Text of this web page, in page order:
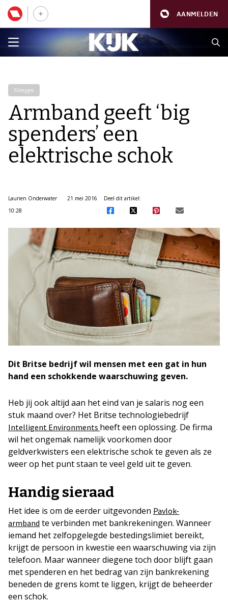
AANMELDEN
Filmpjes
Armband geeft ‘big
spenders’ een
elektrische schok
Laurien Onderwater
21 mei 2016
10:28
Deel dit artikel:
Dit Britse bedrijf wil mensen met een gat in hun
hand een schokkende waarschuwing geven.
Heb jij ook altijd aan het eind van je salaris nog een
stuk maand over? Het Britse technologiebedrijf
Intelligent Environments heeft een oplossing. De firma
wil het ongemak namelijk voorkomen door
geldverkwisters een elektrische schok te geven als ze
weer op het punt staan te veel geld uit te geven.
Handig sieraad
Het idee is om de eerder uitgevonden Pavlok-
armband te verbinden met bankrekeningen. Wanneer
iemand het zelfopgelegde bestedingslimiet bereikt,
krijgt de persoon in kwestie een waarschuwing via zijn
telefoon. Maar wanneer diegene toch door blijft gaan
met spenderen en het bedrag van zijn bankrekening
beneden de grens komt te liggen, krijgt de beheerder
een schok.